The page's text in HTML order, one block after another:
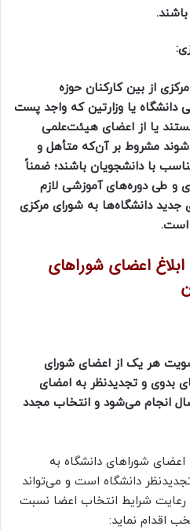
از بین کارکنان حوزه
دانشگاه یا وزارتین که واجد پست
یا از اعضای هیئت‌علمی
مشروط بر آن‌که متأهل و
با دانشجویان باشند؛ ضمناً
و طی دوره‌های آموزشی لازم
دانشگاه‌ها به شورای مرکزی
است.
اعضای شوراهای
عضویت هر یک از اعضای شورای
بدوی و تجدیدنظر به امضای
انجام می‌شود و انتخاب مجدد
اعضای شوراهای دانشگاه به
دانشگاه است و می‌تواند
رعایت شرایط انتخاب اعضا نسبت
اقدام نماید: